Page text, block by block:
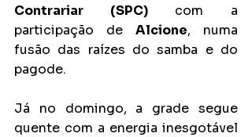
Contrariar (SPC) com a
participação de Alcione, numa
fusão das raízes do samba e do
pagode.
Já no domingo, a grade segue
quente com a energia inesgotável